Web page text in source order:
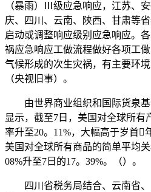
（暴雨）Ⅲ级应急响应，江苏、
庆、四川、云南、陕西、甘肃等
启动或调整响应级别应急响应。
祸应急响应工做流程做好各项工
气候形成的次生灾祸，有主要环
（央视旧事）。
由世界商业组织和国际货泉基
显示，截至7日，美国对全球所有
率升至20。11%，大幅高于岁首
美国对全球所有商品的简单平均
08%升至7日的17。39%。（）。
四川省税务局结合、云南省、